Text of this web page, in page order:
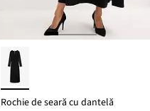
Rochie de seară cu dantelă